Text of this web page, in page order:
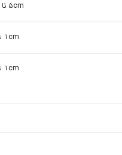
5cm تا 10cm
1cm تا 5cm
1cm تا 5cm